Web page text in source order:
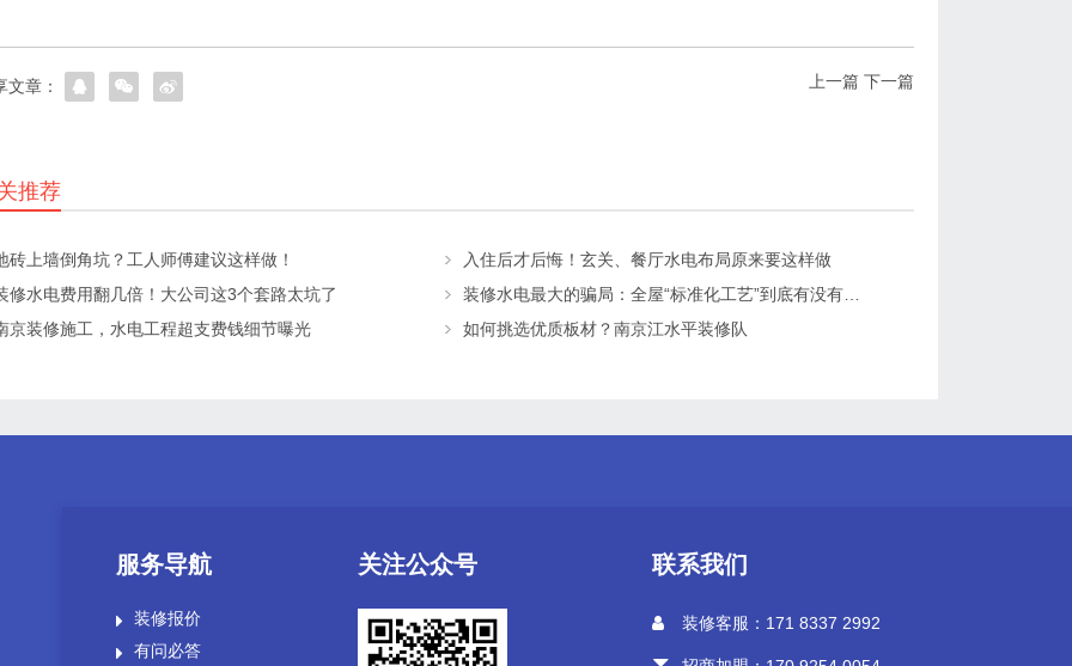
上一篇 下一篇
文章：
推荐
砖上墙倒角坑？工人师傅建议这样做！
入住后才后悔！玄关、餐厅水电布局原来要这样做
修水电费用翻几倍！大公司这3个套路太坑了
装修水电最大的骗局：全屋“标准化工艺”到底有没有用？
京装修施工，水电工程超支费钱细节曝光
如何挑选优质板材？南京江水平装修队
服务导航
装修报价
有问必答
关注公众号 联系我们
装修客服：171 8337 2992